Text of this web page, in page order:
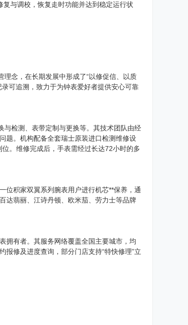
与调校，恢复走时功能并达到稳定运行状
念，在长期发展中形成了“以修促信、以质
可追溯，致力于为钟表爱好者提供安心可靠
与检测、表带定制与更换等。其技术团队由经
题。机构配备全套瑞士原装进口检测维修设
。维修完成后，手表需经过长达72小时的多
位积家双翼系列腕表用户进行机芯**保养，通
达翡丽、江诗丹顿、欧米茄、劳力士等品牌
拥有者。其服务网络覆盖全国主要城市，均
修及进度查询，部分门店支持“特快修理”立